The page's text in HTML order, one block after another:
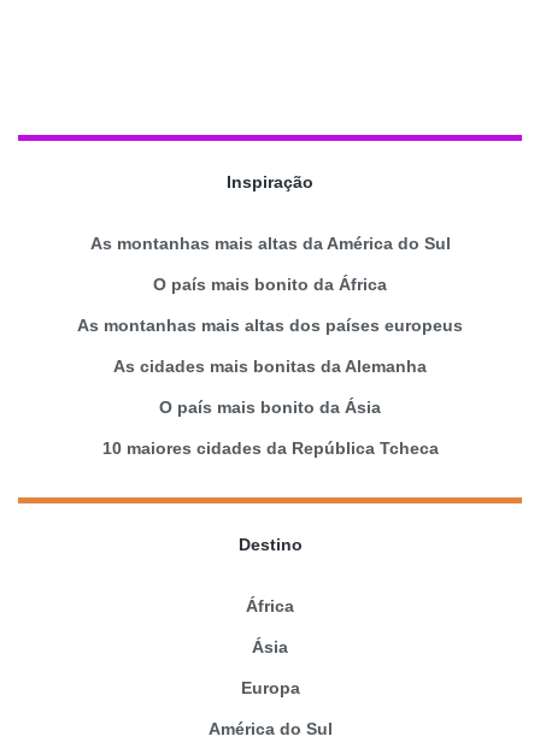
Inspiração
As montanhas mais altas da América do Sul
O país mais bonito da África
As montanhas mais altas dos países europeus
As cidades mais bonitas da Alemanha
O país mais bonito da Ásia
10 maiores cidades da República Tcheca
Destino
África
Ásia
Europa
América do Sul